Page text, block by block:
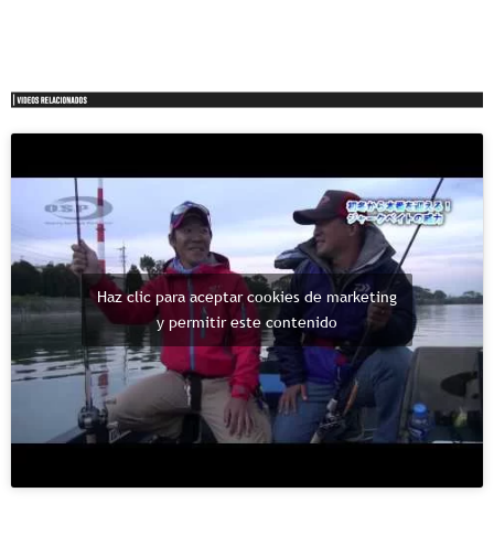
Haz clic para aceptar cookies de marketing
y permitir este contenido